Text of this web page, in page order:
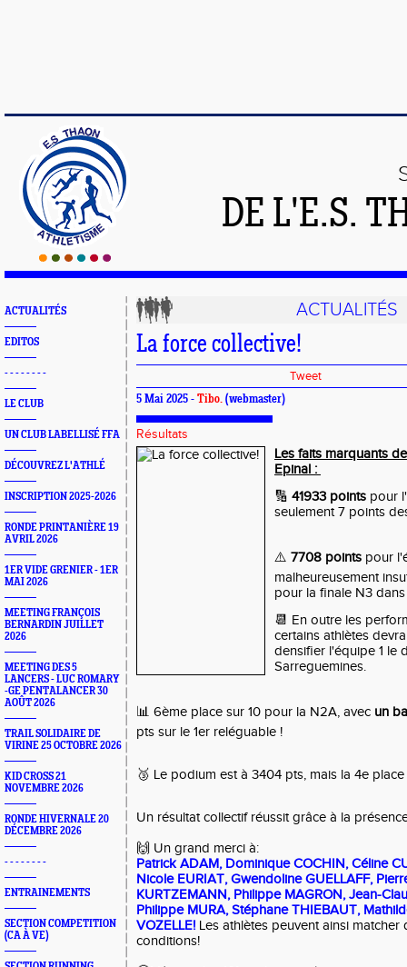
DE L'E.S.
ACTUALITÉS
EDITOS
- - - - - - - -
LE CLUB
UN CLUB LABELLISÉ FFA
DÉCOUVREZ L'ATHLÉ
INSCRIPTION 2025-2026
RONDE PRINTANIÈRE 19
AVRIL 2026
1ER VIDE GRENIER - 1ER
MAI 2026
MEETING FRANÇOIS
BERNARDIN JUILLET
2026
MEETING DES 5
LANCERS - LUC ROMARY
-GE PENTALANCER 30
AOÛT 2026
TRAIL SOLIDAIRE DE
VIRINE 25 OCTOBRE 2026
KID CROSS 21
NOVEMBRE 2026
RONDE HIVERNALE 20
DÉCEMBRE 2026
- - - - - - - -
ENTRAINEMENTS
SECTION COMPETITION
(CA À VE)
ACTUALITÉS
La force collective!
Tweet
5 Mai 2025 - Tibo. (webmaster)
Résultats
Les faits marquants
Epinal :
🔢 41933 points pour
seulement 7 points
⚠️ 7708 points pour
malheureusement
pour la finale N3
📆 En outre les
certains athlètes
densifier l'équipe 1 le
Sarreguemines.
📊 6ème place sur 10 pour la N2A, avec un
pts sur le 1er reléguable !
🥉 Le podium est à 3404 pts, mais la 4e
Un résultat collectif réussit grâce à la
🙌 Un grand merci à:
Patrick ADAM, Dominique COCHIN, Céline
Nicole EURIAT, Gwendoline GUELLAFF,
KURTZEMANN, Philippe MAGRON, Jean-
Philippe MURA, Stéphane THIEBAUT,
VOZELLE! Les athlètes peuvent ainsi
conditions!